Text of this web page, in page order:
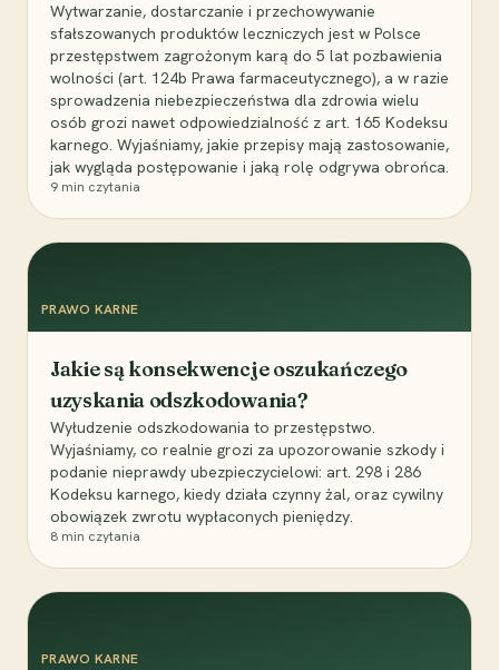
Wytwarzanie, dostarczanie i przechowywanie
sfałszowanych produktów leczniczych jest w Polsce
przestępstwem zagrożonym karą do 5 lat pozbawienia
wolności (art. 124b Prawa farmaceutycznego), a w razie
sprowadzenia niebezpieczeństwa dla zdrowia wielu
osób grozi nawet odpowiedzialność z art. 165 Kodeksu
karnego. Wyjaśniamy, jakie przepisy mają zastosowanie,
jak wygląda postępowanie i jaką rolę odgrywa obrońca.
9 min czytania
PRAWO KARNE
Jakie są konsekwencje oszukańczego
uzyskania odszkodowania?
Wyłudzenie odszkodowania to przestępstwo.
Wyjaśniamy, co realnie grozi za upozorowanie szkody i
podanie nieprawdy ubezpieczycielowi: art. 298 i 286
Kodeksu karnego, kiedy działa czynny żal, oraz cywilny
obowiązek zwrotu wypłaconych pieniędzy.
8 min czytania
PRAWO KARNE